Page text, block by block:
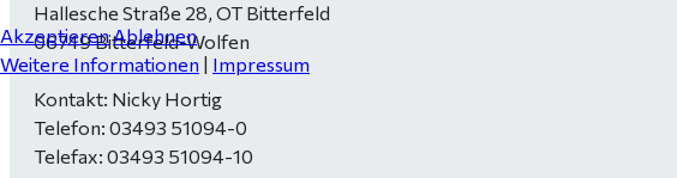
Hallesche Straße 28, OT Bitterfeld
06749 Bitterfeld-Wolfen
Kontakt: Nicky Hortig
Telefon: 03493 51094-0
Telefax: 03493 51094-10
AkzeptierenAblehnen
Weitere Informationen | Impressum